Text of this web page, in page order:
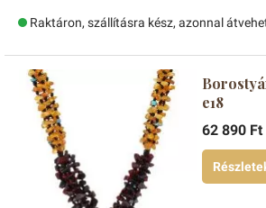
Raktáron, szállításra kész, azonnal
e18
62 890 Ft